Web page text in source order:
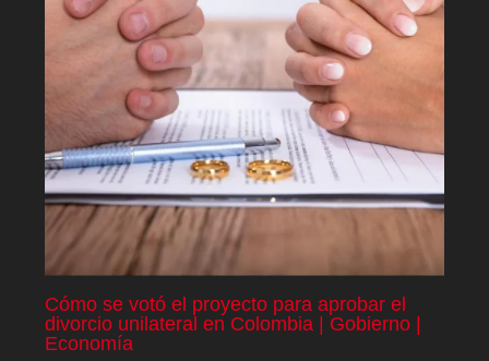
Cómo se votó el proyecto para aprobar el
divorcio unilateral en Colombia | Gobierno |
Economía